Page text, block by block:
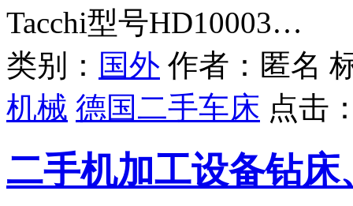
Tacchi型号HD10003…
类别： 国外 作者：匿名
机械 德国二手车床 点击
二手机加工设备钻床